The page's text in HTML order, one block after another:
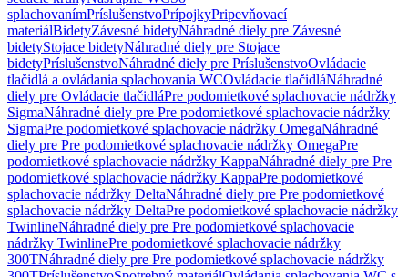
splachovanímPríslušenstvoPrípojkyPripevňovací
materiálBidetyZávesné bidetyNáhradné diely pre Závesné
bidetyStojace bidetyNáhradné diely pre Stojace
bidetyPríslušenstvoNáhradné diely pre PríslušenstvoOvládacie
tlačidlá a ovládania splachovania WCOvládacie tlačidláNáhradné
diely pre Ovládacie tlačidláPre podomietkové splachovacie nádržky
SigmaNáhradné diely pre Pre podomietkové splachovacie nádržky
SigmaPre podomietkové splachovacie nádržky OmegaNáhradné
diely pre Pre podomietkové splachovacie nádržky OmegaPre
podomietkové splachovacie nádržky KappaNáhradné diely pre Pre
podomietkové splachovacie nádržky KappaPre podomietkové
splachovacie nádržky DeltaNáhradné diely pre Pre podomietkové
splachovacie nádržky DeltaPre podomietkové splachovacie nádržky
TwinlineNáhradné diely pre Pre podomietkové splachovacie
nádržky TwinlinePre podomietkové splachovacie nádržky
300TNáhradné diely pre Pre podomietkové splachovacie nádržky